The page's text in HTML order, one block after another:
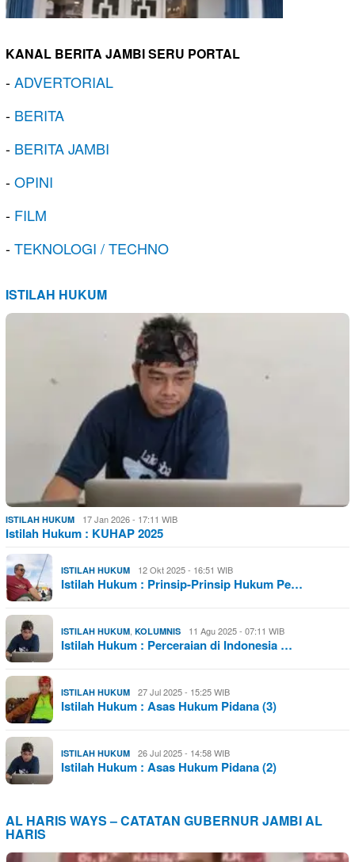
KANAL BERITA JAMBI SERU PORTAL
-ADVERTORIAL
- BERITA
- BERITA JAMBI
-OPINI
- FILM
-TEKNOLOGI / TECHNO
ISTILAH HUKUM
ISTILAH HUKUM 17 Jan 2026 - 17:11 WIB
Istilah Hukum : KUHAP 2025
ISTILAH HUKUM 12 Okt 2025 - 16:51 WIB
Istilah Hukum : Prinsip-Prinsip Hukum Pe…
ISTILAH HUKUM, KOLUMNIS 11 Agu 2025 - 07:11 WIB
Istilah Hukum : Perceraian di Indonesia …
ISTILAH HUKUM 27 Jul 2025 - 15:25 WIB
Istilah Hukum : Asas Hukum Pidana (3)
ISTILAH HUKUM 26 Jul 2025 - 14:58 WIB
Istilah Hukum : Asas Hukum Pidana (2)
AL HARIS WAYS – CATATAN GUBERNUR JAMBI AL
HARIS